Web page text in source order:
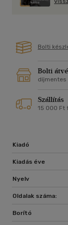
NetGalley
Daisy Wood,
irodalmat és
elfeledett
Bolti
Bolti
díjmentes
Szállítás
15 000 Ft
Kiadó
Kiadás éve
Nyelv
Oldalak száma:
Borító